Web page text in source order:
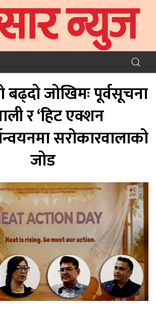
जोखिमः पूर्वसूचना
र ‘हिट एक्शन
सरोकारवालाको
जोड